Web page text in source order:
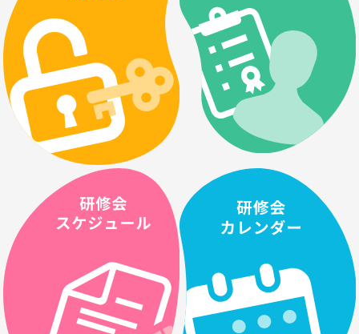
2026.07.30 その他主催の研修
(地域で活躍する多職種の医療従事者対象 ) 認知症対応
力向上研修（集合型研修）
2026.07.27 県士会主催の研修
630「自助具作製について」開催日2026.09.11 締切
日2026.09.03
2026.07.15 その他主催の研修
第40回 リハ工学カンファレンス in 神戸 企画展示